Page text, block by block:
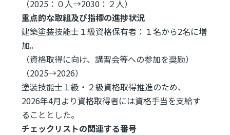
（2025：０人→2030：２人）
重点的な取組及び指標の進捗状況
建築塗装技能士１級資格保有者：１名から2名に増
加。
（資格取得に向け、講習会等への参加を奨励）
（2025→2026）
塗装技能士１級・２級資格取得推進のため、
2026年4月より資格取得者には資格手当を支給す
ることとした。
チェックリストの関連する番号